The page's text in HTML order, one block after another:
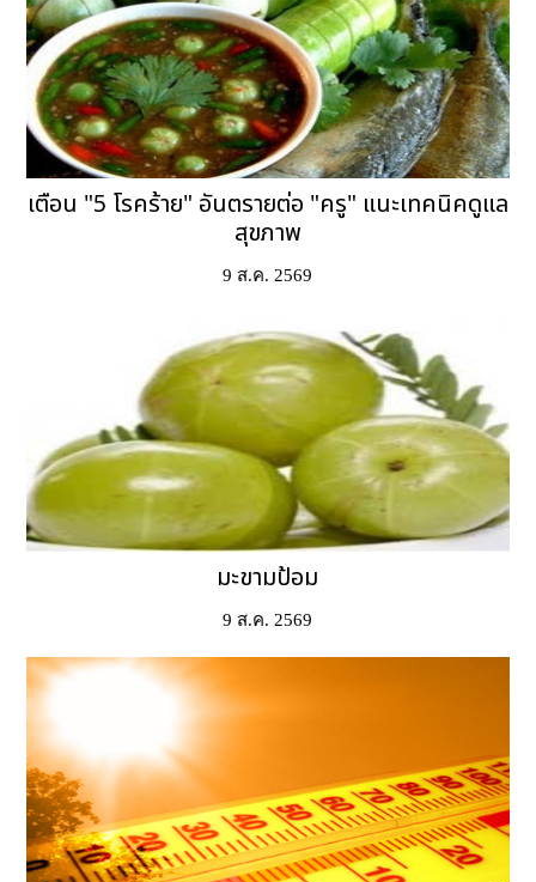
เตือน "5 โรคร้าย" อันตรายต่อ "ครู" แนะเทคนิคดูแล
สุขภาพ
9 ส.ค. 2569
มะขามป้อม
9 ส.ค. 2569